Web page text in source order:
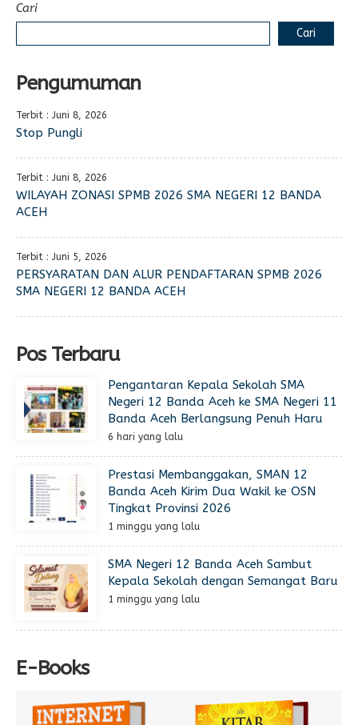
Cari
Cari
Pengumuman
Terbit : Juni 8, 2026
Stop Pungli
Terbit : Juni 8, 2026
WILAYAH ZONASI SPMB 2026 SMA NEGERI 12 BANDA
ACEH
Terbit : Juni 5, 2026
PERSYARATAN DAN ALUR PENDAFTARAN SPMB 2026
SMA NEGERI 12 BANDA ACEH
Pos Terbaru
Pengantaran Kepala Sekolah SMA
Negeri 12 Banda Aceh ke SMA Negeri 11
Banda Aceh Berlangsung Penuh Haru
6 hari yang lalu
Prestasi Membanggakan, SMAN 12
Banda Aceh Kirim Dua Wakil ke OSN
Tingkat Provinsi 2026
1 minggu yang lalu
SMA Negeri 12 Banda Aceh Sambut
Kepala Sekolah dengan Semangat Baru
1 minggu yang lalu
E-Books